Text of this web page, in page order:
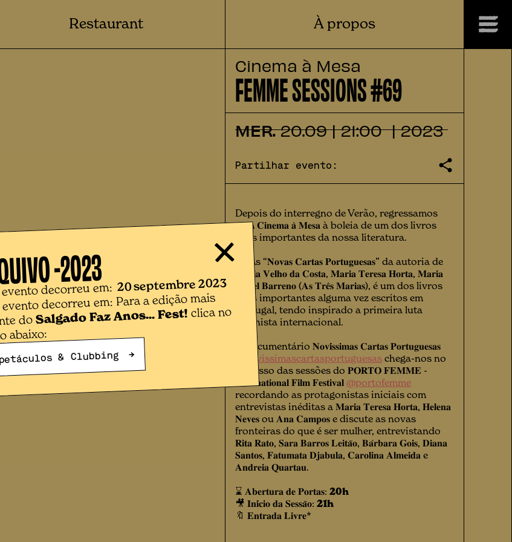
Restaurant À propos
Cinema à Mesa
FEMME SESSIONS #69
MER. 20.09 | 21:00 | 2023
Partilhar evento:
Depois do interregno de Verão, regressamos
com 𝐂𝐢𝐧𝐞𝐦𝐚 𝐚̀ 𝐌𝐞𝐬𝐚 à boleia de um dos livros
mais importantes da nossa literatura.
👉 As “𝐍𝐨𝐯𝐚𝐬 𝐂𝐚𝐫𝐭𝐚𝐬 𝐏𝐨𝐫𝐭𝐮𝐠𝐮𝐞𝐬𝐚𝐬” da autoria de
𝐌𝐚𝐫𝐢𝐚 𝐕𝐞𝐥𝐡𝐨 𝐝𝐚 𝐂𝐨𝐬𝐭𝐚, 𝐌𝐚𝐫𝐢𝐚 𝐓𝐞𝐫𝐞𝐬𝐚 𝐇𝐨𝐫𝐭𝐚, 𝐌𝐚𝐫𝐢𝐚
𝐈𝐬𝐚𝐛𝐞𝐥 𝐁𝐚𝐫𝐫𝐞𝐧𝐨 (𝐀𝐬 𝐓𝐫𝐞̂𝐬 𝐌𝐚𝐫𝐢𝐚𝐬), é um dos livros
mais importantes alguma vez escritos em
Portugal, tendo inspirado a primeira luta
feminista internacional.
O documentário 𝐍𝐨𝐯𝐢́𝐬𝐬𝐢𝐦𝐚𝐬 𝐂𝐚𝐫𝐭𝐚𝐬 𝐏𝐨𝐫𝐭𝐮𝐠𝐮𝐞𝐬𝐚𝐬
@novissimascartasportuguesas chega-nos no
regresso das sessões do 𝐏𝐎𝐑𝐓𝐎 𝐅𝐄𝐌𝐌𝐄 -
𝐈𝐧𝐭𝐞𝐫𝐧𝐚𝐭𝐢𝐨𝐧𝐚𝐥 𝐅𝐢𝐥𝐦 𝐅𝐞𝐬𝐭𝐢𝐯𝐚𝐥@portofemme
recordando as protagonistas iniciais com
entrevistas inéditas a 𝐌𝐚𝐫𝐢𝐚 𝐓𝐞𝐫𝐞𝐬𝐚 𝐇𝐨𝐫𝐭𝐚, 𝐇𝐞𝐥𝐞𝐧𝐚
𝐍𝐞𝐯𝐞𝐬 ou 𝐀𝐧𝐚 𝐂𝐚𝐦𝐩𝐨𝐬 e discute as novas
fronteiras do que é ser mulher, entrevistando
𝐑𝐢𝐭𝐚 𝐑𝐚𝐭𝐨, 𝐒𝐚𝐫𝐚 𝐁𝐚𝐫𝐫𝐨𝐬 𝐋𝐞𝐢𝐭𝐚̃𝐨, 𝐁𝐚́𝐫𝐛𝐚𝐫𝐚 𝐆𝐨𝐢𝐬, 𝐃𝐢𝐚𝐧𝐚
𝐒𝐚𝐧𝐭𝐨𝐬, 𝐅𝐚𝐭𝐮𝐦𝐚𝐭𝐚 𝐃𝐣𝐚𝐛𝐮𝐥𝐚, 𝐂𝐚𝐫𝐨𝐥𝐢𝐧𝐚 𝐀𝐥𝐦𝐞𝐢𝐝𝐚 e
𝐀𝐧𝐝𝐫𝐞𝐢𝐚 𝐐𝐮𝐚𝐫𝐭𝐚𝐮.
⌛ 𝐀𝐛𝐞𝐫𝐭𝐮𝐫𝐚 𝐝𝐞 𝐏𝐨𝐫𝐭𝐚𝐬:20h
🎥 𝐈𝐧𝐢́𝐜𝐢𝐨 𝐝𝐚 𝐒𝐞𝐬𝐬𝐚̃𝐨:21h
🔖 𝐄𝐧𝐭𝐫𝐚𝐝𝐚 𝐋𝐢𝐯𝐫𝐞*
-2023
decorreu em: 20 septembre 2023
decorreu em: Para a edição mais
doSalgado Faz Anos... Fest! clica no
abaixo:
& Clubbing →